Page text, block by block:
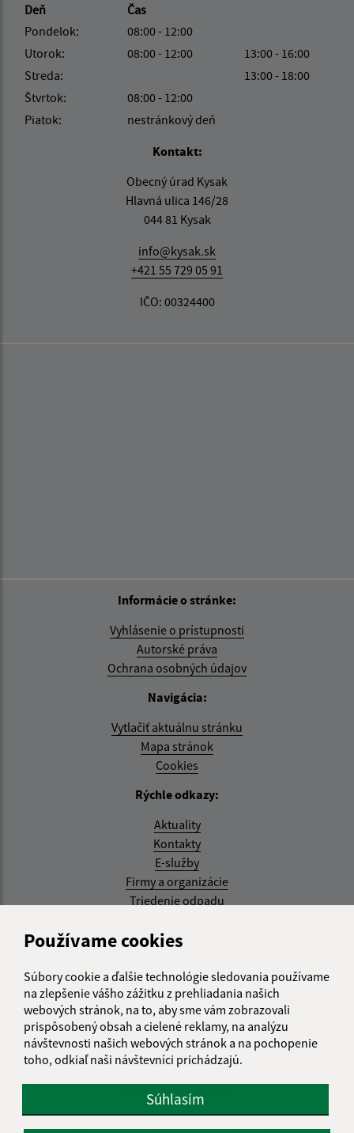
Používame cookies
Súbory cookie a ďalšie technológie sledovania používame
na zlepšenie vášho zážitku z prehliadania našich
webových stránok, na to, aby sme vám zobrazovali
prispôsobený obsah a cielené reklamy, na analýzu
návštevnosti našich webových stránok a na pochopenie
toho, odkiaľ naši návštevníci prichádzajú.
Súhlasím
Deň
Čas
Pondelok:
08:00 - 12:00
Utorok:
08:00 - 12:00
13:00 - 16:00
Streda:
13:00 - 18:00
Štvrtok:
08:00 - 12:00
Piatok:
nestránkový deň
Kontakt:
Obecný úrad Kysak
Hlavná ulica 146/28
044 81 Kysak
info@kysak.sk
+421 55 729 05 91
IČO: 00324400
Informácie o stránke:
Vyhlásenie o prístupnosti
Autorské práva
Ochrana osobných údajov
Navigácia:
Vytlačiť aktuálnu stránku
Mapa stránok
Cookies
Rýchle odkazy:
Aktuality
Kontakty
E-služby
Firmy a organizácie
Triedenie odpadu
Aktualizované:
RSS
Správca obsahu:
Správca obsahu je Obec Kysak.
Vytvorené v súlade sJednotným dizajn manuálom
elektronických služieb.